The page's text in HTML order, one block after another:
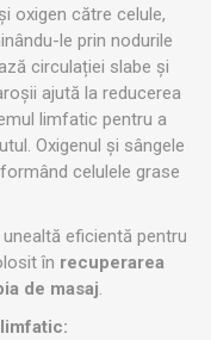
oxigen către celule,
le prin nodurile
circulației slabe și
ajută la reducerea
limfatic pentru a
Oxigenul și sângele
celulele grase
eficientă pentru
în recuperarea
de masaj.